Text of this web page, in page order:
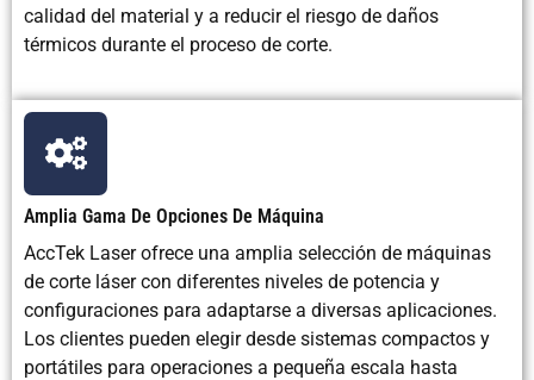
calidad del material y a reducir el riesgo de daños
térmicos durante el proceso de corte.
Amplia Gama De Opciones De Máquina
AccTek Laser ofrece una amplia selección de máquinas
de corte láser con diferentes niveles de potencia y
configuraciones para adaptarse a diversas aplicaciones.
Los clientes pueden elegir desde sistemas compactos y
portátiles para operaciones a pequeña escala hasta